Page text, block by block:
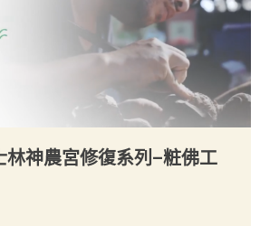
林神農宮修復系列–粧佛工